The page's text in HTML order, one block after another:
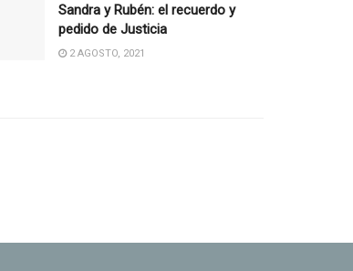
Sandra y Rubén: el recuerdo y
pedido de Justicia
2 AGOSTO, 2021